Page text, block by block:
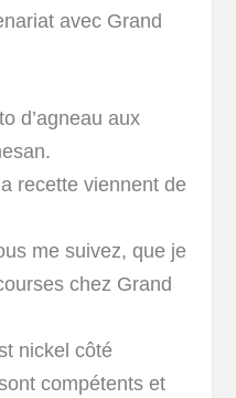
avec Grand
d’agneau aux
recette viennent de
me suivez, que je
chez Grand
nickel côté
compétents et